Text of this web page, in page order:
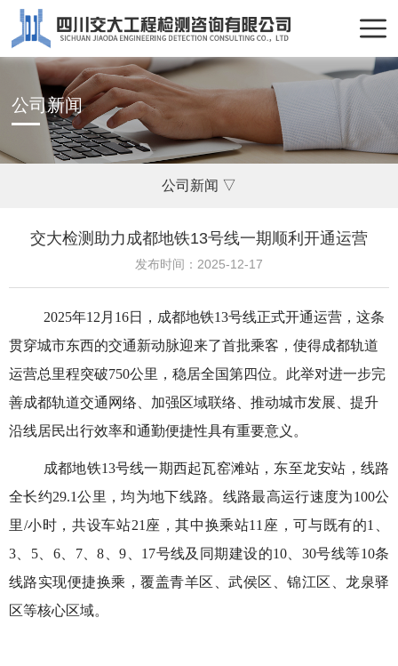
公司新闻
公司新闻 ▽
交大检测助力成都地铁13号线一期顺利开通运营
发布时间：2025-12-17
2025年12月16日，成都地铁13号线正式开通运营，这条
贯穿城市东西的交通新动脉迎来了首批乘客，使得成都轨道
运营总里程突破750公里，稳居全国第四位。此举对进一步完
善成都轨道交通网络、加强区域联络、推动城市发展、提升
沿线居民出行效率和通勤便捷性具有重要意义。
成都地铁13号线一期西起瓦窑滩站，东至龙安站，线路
全长约29.1公里，均为地下线路。线路最高运行速度为100公
里/小时，共设车站21座，其中换乘站11座，可与既有的1、
3、5、6、7、8、9、17号线及同期建设的10、30号线等10条
线路实现便捷换乘，覆盖青羊区、武侯区、锦江区、龙泉驿
区等核心区域。